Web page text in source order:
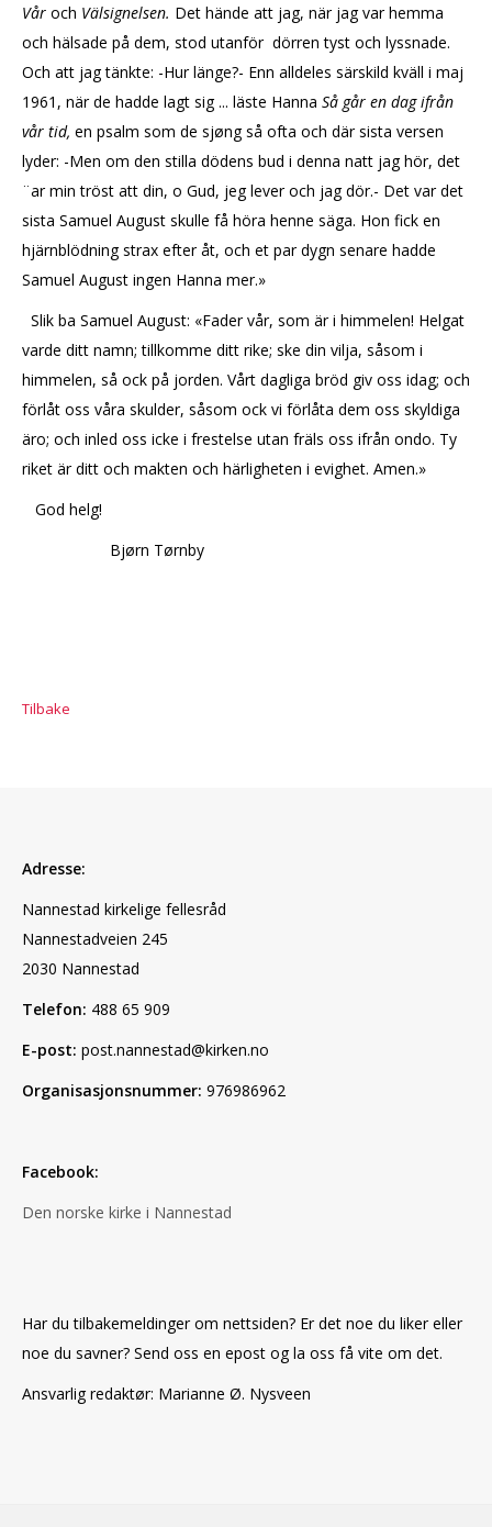
Vår och Välsignelsen. Det hände att jag, när jag var hemma
och hälsade på dem, stod utanför dörren tyst och lyssnade.
Och att jag tänkte: -Hur länge?- Enn alldeles särskild kväll i maj
1961, när de hadde lagt sig ... läste Hanna Så går en dag ifrån
vår tid, en psalm som de sjøng så ofta och där sista versen
lyder: -Men om den stilla dödens bud i denna natt jag hör, det
¨ar min tröst att din, o Gud, jeg lever och jag dör.- Det var det
sista Samuel August skulle få höra henne säga. Hon fick en
hjärnblödning strax efter åt, och et par dygn senare hadde
Samuel August ingen Hanna mer.»
Slik ba Samuel August: «Fader vår, som är i himmelen! Helgat
varde ditt namn; tillkomme ditt rike; ske din vilja, såsom i
himmelen, så ock på jorden. Vårt dagliga bröd giv oss idag; och
förlåt oss våra skulder, såsom ock vi förlåta dem oss skyldiga
äro; och inled oss icke i frestelse utan fräls oss ifrån ondo. Ty
riket är ditt och makten och härligheten i evighet. Amen.»
God helg!
Bjørn Tørnby
Tilbake
Adresse:
Nannestad kirkelige fellesråd
Nannestadveien 245
2030 Nannestad
Telefon: 488 65 909
E-post: post.nannestad@kirken.no
Organisasjonsnummer: 976986962
Facebook:
Den norske kirke i Nannestad
Har du tilbakemeldinger om nettsiden? Er det noe du liker eller
noe du savner? Send oss en epost og la oss få vite om det.
Ansvarlig redaktør: Marianne Ø. Nysveen